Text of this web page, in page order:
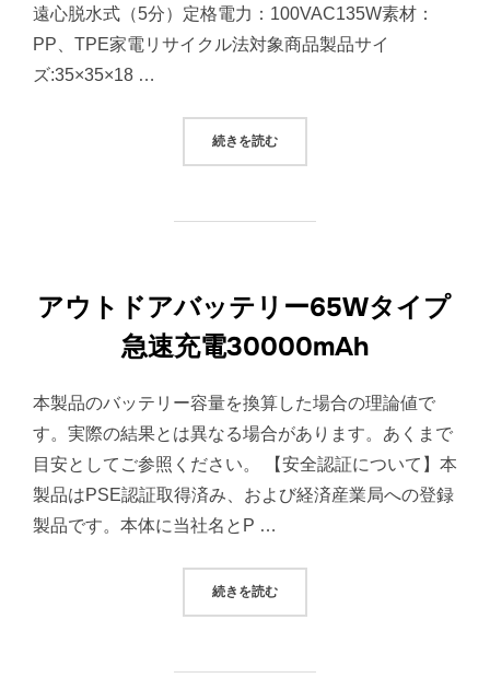
遠心脱水式（5分）定格電力：100VAC135W素材：
PP、TPE家電リサイクル法対象商品製品サイ
ズ:35×35×18 …
続きを読む“100VのACモーターしっかり洗え
アウトドアバッテリー65Wタイプ
急速充電30000mAh
本製品のバッテリー容量を換算した場合の理論値で
す。実際の結果とは異なる場合があります。あくまで
目安としてご参照ください。 【安全認証について】本
製品はPSE認証取得済み、および経済産業局への登録
製品です。本体に当社名とP …
続きを読む“アウトドアバッテリー65Wタイ